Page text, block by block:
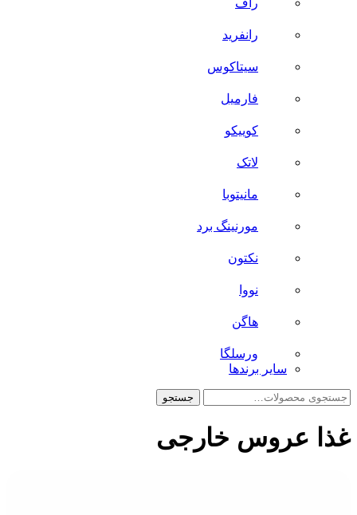
راف
رانفرید
سیتاکوس
فارمیل
کوییکو
لاتک
مانیتوبا
مورنینگ برد
نکتون
نووا
هاگن
ورسلگا
سایر برند‌ها
جستجو
جستجو
غذا عروس خارجی